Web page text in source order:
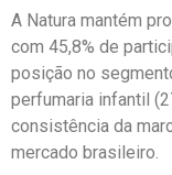
A Natura mantém
com 45,8% de
posição no
perfumaria infantil
consistência da
mercado brasileiro.